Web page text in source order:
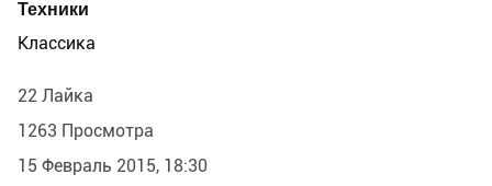
Техники
Классика
22 Лайка
1263 Просмотра
15 Февраль 2015, 18:30